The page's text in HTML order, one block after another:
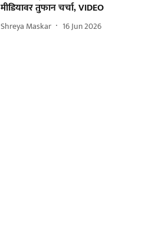
मीडियावर तुफान चर्चा, VIDEO
Shreya Maskar 16 Jun 2026